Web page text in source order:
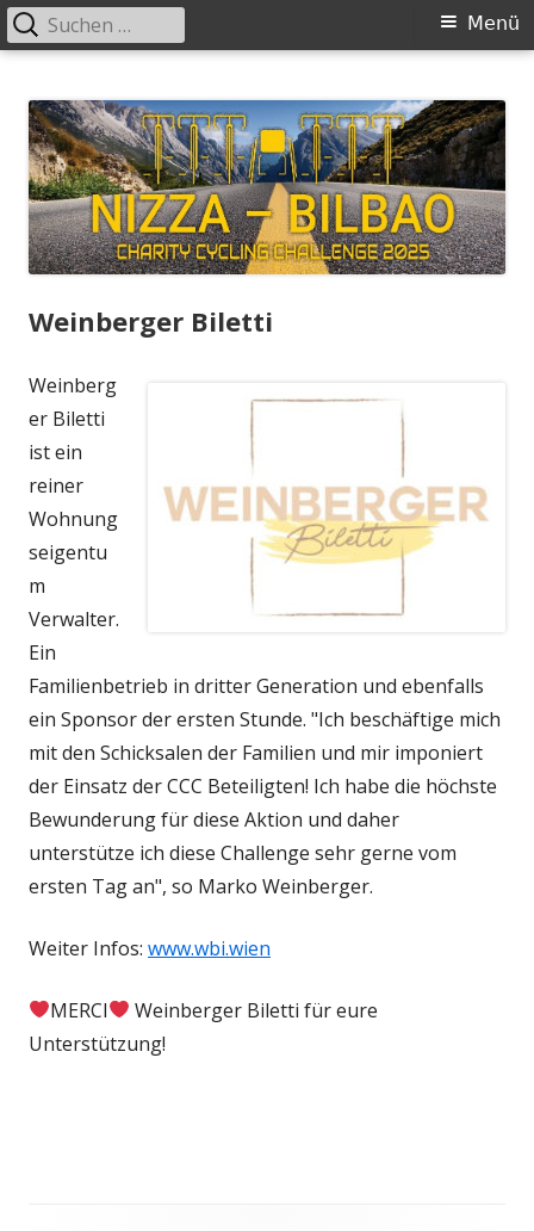
zum
Inhalt
Primäres
Menü
Suchen
nach:
Weinberger Biletti
Weinberg
er Biletti
ist ein
reiner
Wohnung
seigentu
m
Verwalter.
Ein
Familienbetrieb in dritter Generation und ebenfalls
ein Sponsor der ersten Stunde. "Ich beschäftige mich
mit den Schicksalen der Familien und mir imponiert
der Einsatz der CCC Beteiligten! Ich habe die höchste
Bewunderung für diese Aktion und daher
unterstütze ich diese Challenge sehr gerne vom
ersten Tag an", so Marko Weinberger.
Weiter Infos: www.wbi.wien
MERCI
Weinberger Biletti für eure
Unterstützung!